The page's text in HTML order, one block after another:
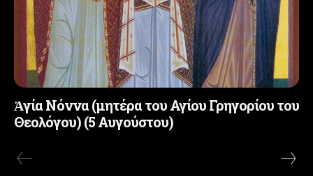
Ἁγία Νόννα (μητέρα του Αγίου Γρηγορίου του
Θεολόγου) (5 Αυγούστου)